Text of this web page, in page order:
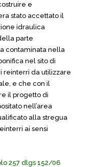
e
stato accettato il
idraulica
parte
contaminata nella
nel sito di
reinterri da utilizzare
e che con il
il progetto di
nell’area
alla stregua
ai sensi
257 dlgs 152/06